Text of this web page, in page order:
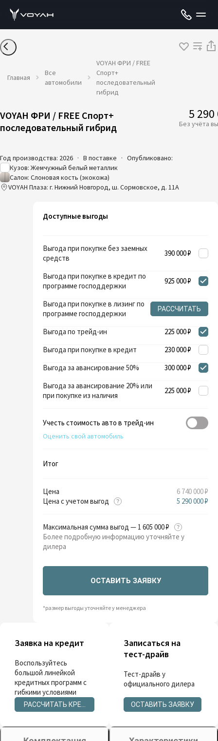
Главная
Все
автомобили
VOYAH ФРИ / FREE
Спорт+
последовательный
гибрид
VOYAH ФРИ / FREE Спорт+
последовательный гибрид
Год производства: 2026 · В поставке · Опубликовано:
Кузов: Жемчужный белый металлик
Салон: Слоновая кость (экокожа)
VOYAH Плаза: г. Нижний Новгород, ш. Сормовское, д. 11А
5
Без учёта
Доступные выгоды
Выгода при покупке без заемных
средств
390 000 ₽
Выгода при покупке в кредит по
программе господдержки
925 000 ₽
Выгода при покупке в лизинг по
программе господдержки
РАССЧИТАТЬ
Выгода по трейд-ин
225 000 ₽
Выгода при покупке в кредит
230 000 ₽
Выгода за авансирование 50%
300 000 ₽
Выгода за авансирование 20% или
при покупке из наличия
225 000 ₽
Учесть стоимость авто в трейд-ин
Оценить свой автомобиль
Итог
Цена
6 740 000 ₽
Цена с учетом выгод
5 290 000 ₽
Максимальная сумма выгод — 1 605 000 ₽
Более подробную информацию уточняйте у
дилера
ОСТАВИТЬ ЗАЯВКУ
*размер выгоды уточняйте у менеджера
Заявка на кредит
Воспользуйтесь
большой линейкой
кредитных программ с
гибкими условиями
РАССЧИТАТЬ КРЕДИТ
Записаться на
тест-драйв
Тест-драйв у
официального дилера
ОСТАВИТЬ ЗАЯВКУ